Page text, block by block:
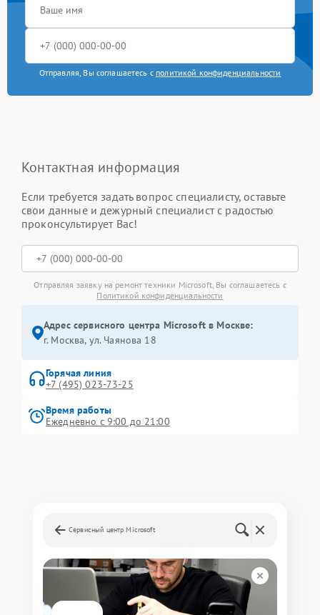
Отправляя, Вы соглашаетесь с политикой конфиденциальности
Контактная информация
Если требуется задать вопрос специалисту, оставьте
свои данные и дежурный специалист с радостью
проконсультирует Вас!
Отправляя заявку на ремонт техники Microsoft, Вы соглашаетесь с
Политикой конфиденциальности
Адрес сервисного центра Microsoft в Москве:
г. Москва, ул. Чаянова 18
Горячая линия
+7 (495) 023-73-25
Время работы
Ежедневно с 9:00 до 21:00
Сервисный центр Microsoft